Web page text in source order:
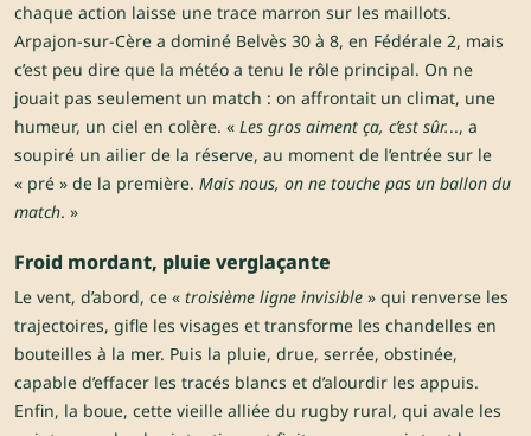
chaque action laisse une trace marron sur les maillots.
Arpajon-sur-Cère a dominé Belvès 30 à 8, en Fédérale 2, mais
c’est peu dire que la météo a tenu le rôle principal. On ne
jouait pas seulement un match : on affrontait un climat, une
humeur, un ciel en colère. « Les gros aiment ça, c’est sûr..., a
soupiré un ailier de la réserve, au moment de l’entrée sur le
« pré » de la première. Mais nous, on ne touche pas un ballon du
match. »
Froid mordant, pluie verglaçante
Le vent, d’abord, ce « troisième ligne invisible » qui renverse les
trajectoires, gifle les visages et transforme les chandelles en
bouteilles à la mer. Puis la pluie, drue, serrée, obstinée,
capable d’effacer les tracés blancs et d’alourdir les appuis.
Enfin, la boue, cette vieille alliée du rugby rural, qui avale les